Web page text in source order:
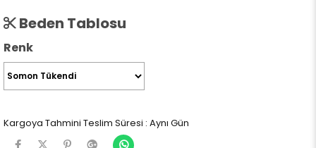
Beden Tablosu
Renk
Kargoya Tahmini Teslim Süresi : Aynı Gün